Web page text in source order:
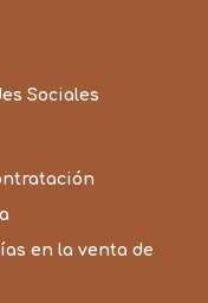
Sociales
en la venta de